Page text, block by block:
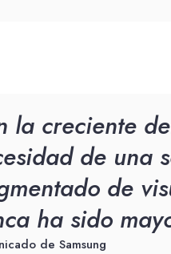
la creciente
de una
de
ha sido
de Samsung